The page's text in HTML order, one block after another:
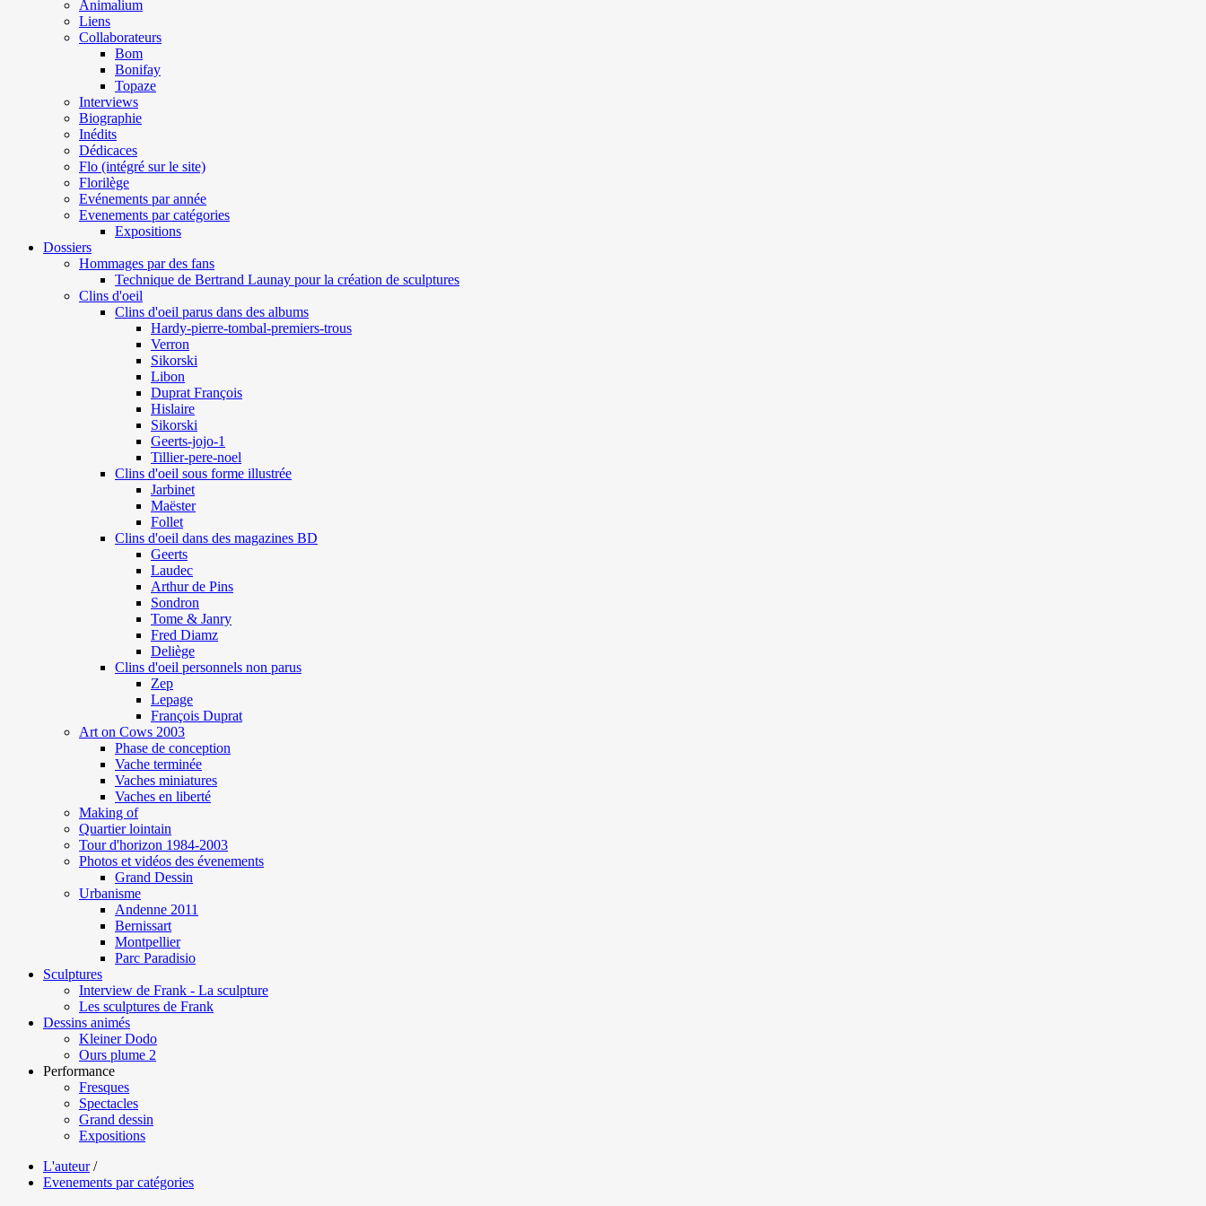
Animalium
Liens
Collaborateurs
Bom
Bonifay
Topaze
Interviews
Biographie
Inédits
Dédicaces
Flo (intégré sur le site)
Florilège
Evénements par année
Evenements par catégories
Expositions
Dossiers
Hommages par des fans
Technique de Bertrand Launay pour la création de sculptures
Clins d'oeil
Clins d'oeil parus dans des albums
Hardy-pierre-tombal-premiers-trous
Verron
Sikorski
Libon
Duprat François
Hislaire
Sikorski
Geerts-jojo-1
Tillier-pere-noel
Clins d'oeil sous forme illustrée
Jarbinet
Maëster
Follet
Clins d'oeil dans des magazines BD
Geerts
Laudec
Arthur de Pins
Sondron
Tome & Janry
Fred Diamz
Deliège
Clins d'oeil personnels non parus
Zep
Lepage
François Duprat
Art on Cows 2003
Phase de conception
Vache terminée
Vaches miniatures
Vaches en liberté
Making of
Quartier lointain
Tour d'horizon 1984-2003
Photos et vidéos des évenements
Grand Dessin
Urbanisme
Andenne 2011
Bernissart
Montpellier
Parc Paradisio
Sculptures
Interview de Frank - La sculpture
Les sculptures de Frank
Dessins animés
Kleiner Dodo
Ours plume 2
Performance
Fresques
Spectacles
Grand dessin
Expositions
L'auteur /
Evenements par catégories